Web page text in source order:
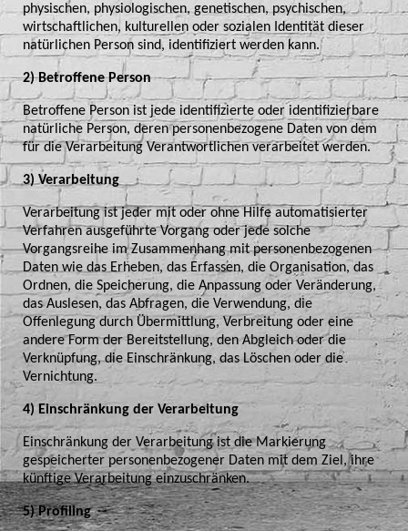
physischen, physiologischen, genetischen, psychischen,
wirtschaftlichen, kulturellen oder sozialen Identität dieser
natürlichen Person sind, identifiziert werden kann.
2) Betroffene Person
Betroffene Person ist jede identifizierte oder identifizierbare
natürliche Person, deren personenbezogene Daten von dem
für die Verarbeitung Verantwortlichen verarbeitet werden.
3) Verarbeitung
Verarbeitung ist jeder mit oder ohne Hilfe automatisierter
Verfahren ausgeführte Vorgang oder jede solche
Vorgangsreihe im Zusammenhang mit personenbezogenen
Daten wie das Erheben, das Erfassen, die Organisation, das
Ordnen, die Speicherung, die Anpassung oder Veränderung,
das Auslesen, das Abfragen, die Verwendung, die
Offenlegung durch Übermittlung, Verbreitung oder eine
andere Form der Bereitstellung, den Abgleich oder die
Verknüpfung, die Einschränkung, das Löschen oder die
Vernichtung.
4) Einschränkung der Verarbeitung
Einschränkung der Verarbeitung ist die Markierung
gespeicherter personenbezogener Daten mit dem Ziel, ihre
künftige Verarbeitung einzuschränken.
5) Profiling